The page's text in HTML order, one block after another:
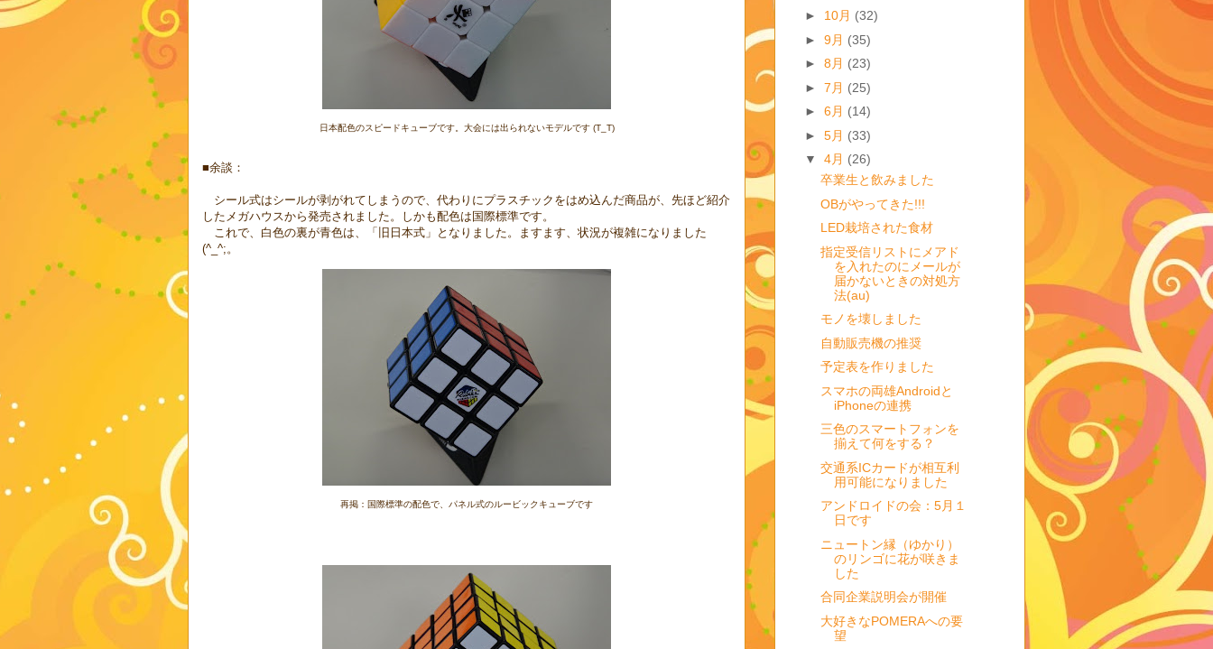
日本配色のスピードキューブです。大会には出られないモデルです (T_T)
■余談：
シール式はシールが剥がれてしまうので、代わりにプラスチックをはめ込んだ商品が、先ほど紹介
したメガハウスから発売されました。しかも配色は国際標準です。
これで、白色の裏が青色は、「旧日本式」となりました。ますます、状況が複雑になりました
(^_^;。
再掲：国際標準の配色で、パネル式のルービックキューブです
► 10月 (32)
► 9月 (35)
► 8月 (23)
► 7月 (25)
► 6月 (14)
► 5月 (33)
▼ 4月 (26)
卒業生と飲みました
OBがやってきた!!!
LED栽培された食材
指定受信リストにメアド
を入れたのにメールが
届かないときの対処方
法(au)
モノを壊しました
自動販売機の推奨
予定表を作りました
スマホの両雄Androidと
iPhoneの連携
三色のスマートフォンを
揃えて何をする？
交通系ICカードが相互利
用可能になりました
アンドロイドの会：5月１
日です
ニュートン縁（ゆかり）
のリンゴに花が咲きま
した
合同企業説明会が開催
大好きなPOMERAへの要
望